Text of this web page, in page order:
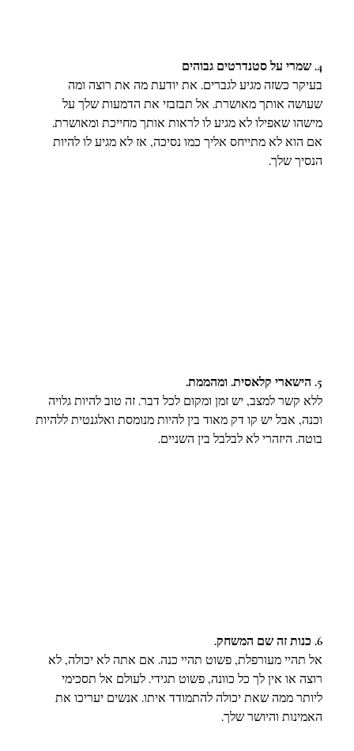
4. שמרי על סטנדרטים גבוהים
בעיקר כשזה מגיע לגברים. את יודעת מה את רוצה ומה
שעושה אותך מאושרת. אל תבזבזי את הדמעות שלך על
מישהו שאפילו לא מגיע לו לראות אותך מחייכת ומאושרת.
אם הוא לא מתייחס אליך כמו נסיכה, אז לא מגיע לו להיות
הנסיך שלך.
5. הישארי קלאסית. ומהממת.
ללא קשר למצב, יש זמן ומקום לכל דבר. זה טוב להיות גלויה
וכנה, אבל יש קו דק מאוד בין להיות מנומסת ואלגנטית ללהיות
בוטה. היזהרי לא לבלבל בין השניים.
6. כנות זה שם המשחק.
אל תהיי מעורפלת, פשוט תהיי כנה. אם אתה לא יכולה, לא
רוצה או אין לך כל כוונה, פשוט תגידי. לעולם אל תסכימי
ליותר ממה שאת יכולה להתמודד איתו. אנשים יעריכו את
האמינות והיושר שלך.